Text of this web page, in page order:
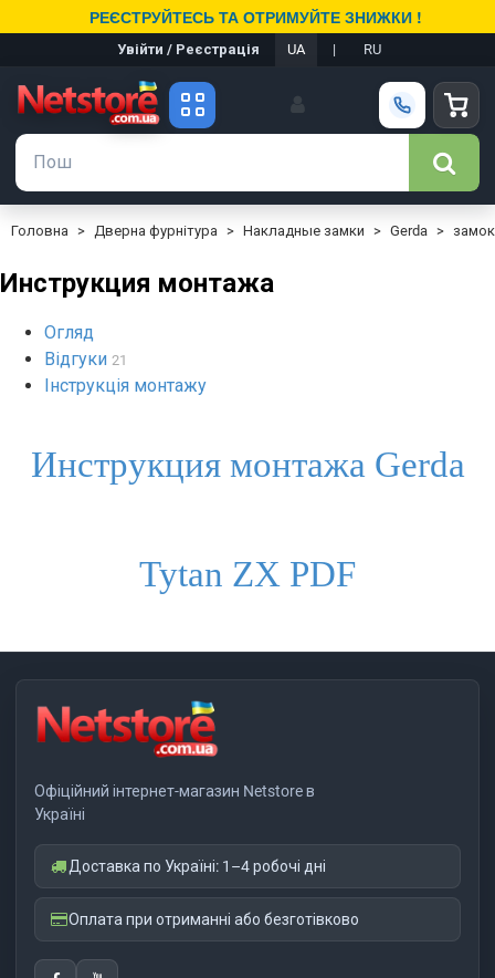
РЕЄСТРУЙТЕСЬ ТА ОТРИМУЙТЕ ЗНИЖКИ !
Увійти / Реєстрація UA | RU
Головна Дверна фурнітура Накладные замки Gerda
Инструкция монтажа
Огляд
Відгуки 21
Інструкція монтажу
Инструкция монтажа Gerda
Tytan ZX PDF
Офіційний інтернет-магазин Netstore в
Україні
Доставка по Україні: 1–4 робочі дні
Оплата при отриманні або безготівково